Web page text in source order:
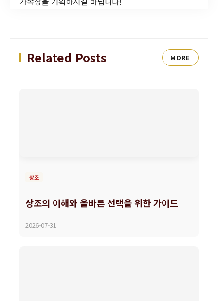
Related Posts MORE
상조
상조의 이해와 올바른 선택을 위한 가이드
2026-07-31